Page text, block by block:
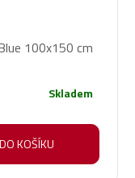
100x150 cm
Skladem
DO KOŠÍKU